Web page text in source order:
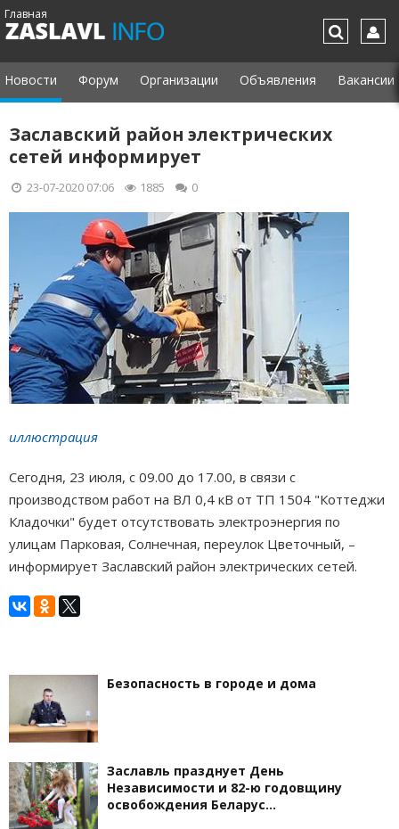
Главная
Новости Форум Организации Объявления Вакансии
Заславский район электрических
сетей информирует
23-07-2020 07:06 1885 0
иллюстрация
Сегодня, 23 июля, с 09.00 до 17.00, в связи с
производством работ на ВЛ 0,4 кВ от ТП 1504 "Коттеджи
Кладочки" будет отсутствовать электроэнергия по
улицам Парковая, Солнечная, переулок Цветочный, –
информирует Заславский район электрических сетей.
Безопасность в городе и дома
Заславль празднует День
Независимости и 82-ю годовщину
освобождения Беларус…